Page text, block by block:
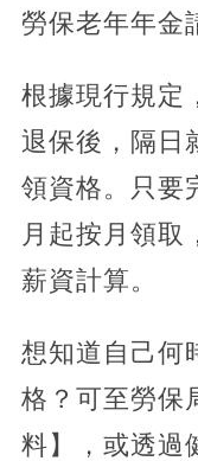
勞保老年年金
根據現行規定
退保後，隔日
領資格。只要
月起按月領取
薪資計算。
想知道自己何
格？可至勞保
料】，或透過